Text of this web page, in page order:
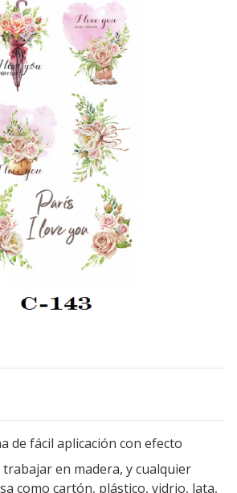
de fácil aplicación con efecto
en madera, y cualquier
como cartón, plástico, vidrio, lata,